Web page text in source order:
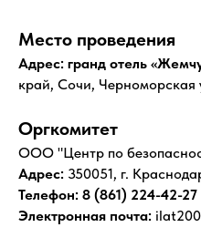
Место проведения
Адрес: гранд отель
край, Сочи, Черноморская
Оргкомитет
ООО "Центр по
Адрес: 350051, г.
Телефон: 8 (861) 224-42-27
Электронная почта: